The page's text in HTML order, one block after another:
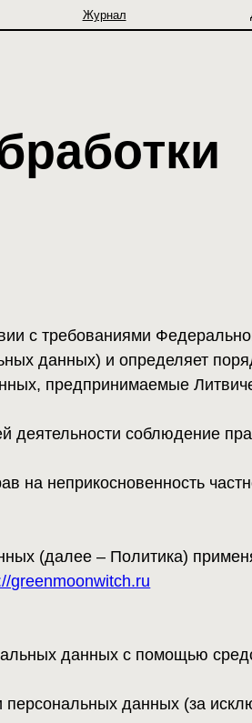
и определяет порядок обработки
Литвиченко Анжелика
соблюдение прав и свобод
частной жизни,
Политика) применяется ко всей
с помощью средств
данных (за исключением
для ЭВМ и баз данных,
данных персональных данных,